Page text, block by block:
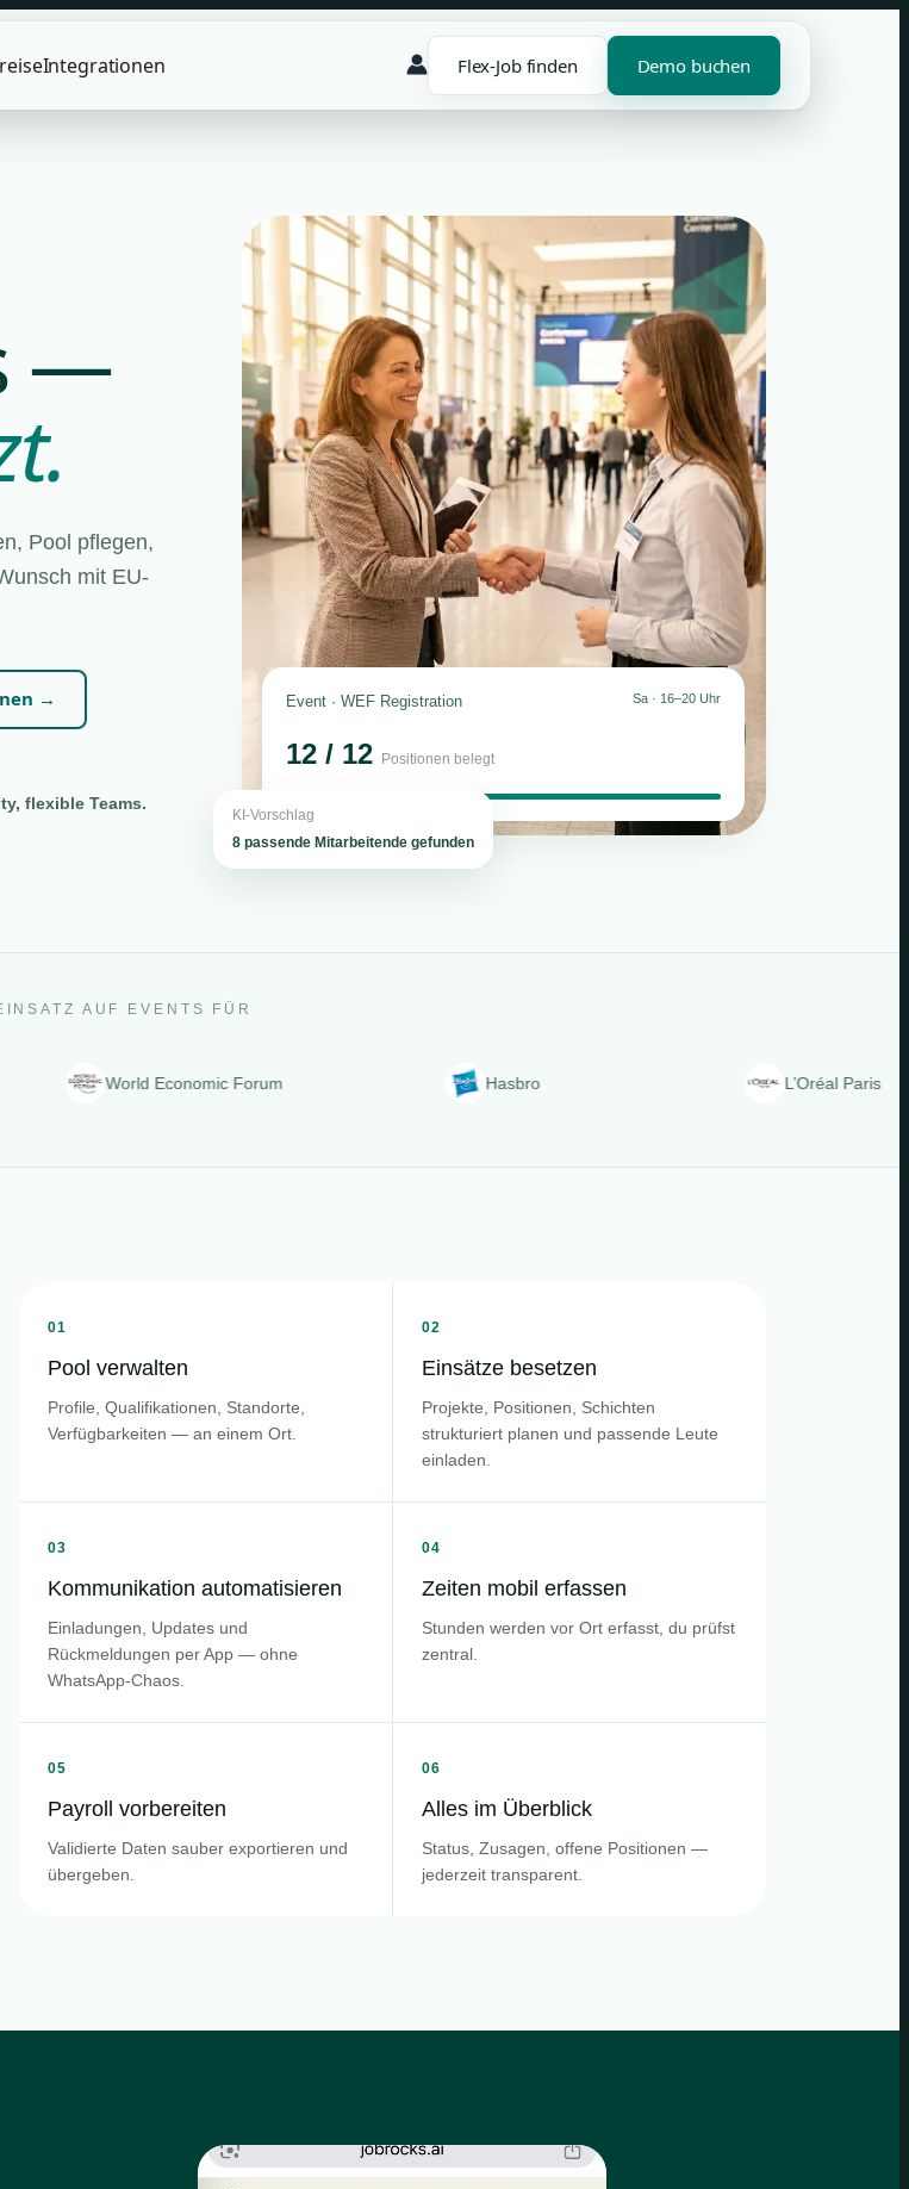
Integrationen Flex-Job finden Demo buchen
—
Pool pflegen,
mit EU-
→
flexible Teams.
Event · WEF Registration Sa · 16–20 Uhr
12 / 12 Positionen belegt
KI-Vorschlag
8 passende Mitarbeitende gefunden
AUF EVENTS FÜR
World Economic Forum Hasbro L’Oréal Paris
01
Pool verwalten
Profile, Qualifikationen, Standorte,
Verfügbarkeiten — an einem Ort.
02
Einsätze besetzen
Projekte, Positionen, Schichten
strukturiert planen und passende Leute
einladen.
03
Kommunikation automatisieren
Einladungen, Updates und
Rückmeldungen per App — ohne
WhatsApp-Chaos.
04
Zeiten mobil erfassen
Stunden werden vor Ort erfasst, du prüfst
zentral.
05
Payroll vorbereiten
Validierte Daten sauber exportieren und
übergeben.
06
Alles im Überblick
Status, Zusagen, offene Positionen —
jederzeit transparent.